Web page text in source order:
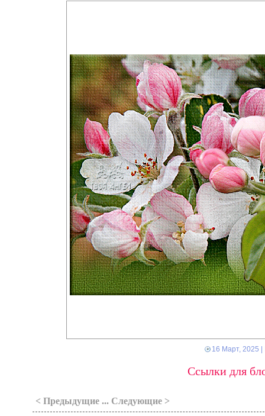
16 Март, 2025
Ссылки для
< Предыдущие ... Следующие >